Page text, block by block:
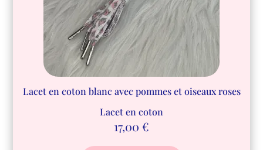
Lacet en coton blanc avec pommes et oiseaux roses
Lacet en coton
17,00 €